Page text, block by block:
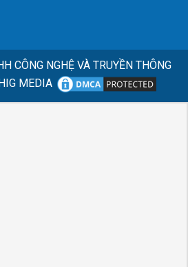
CÔNG NGHỆ VÀ TRUYỀN THÔNG
HIG MEDIA